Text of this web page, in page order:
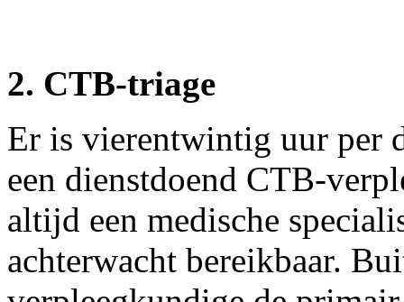
2. CTB-triage
Er is vierentwintig uur per
een dienstdoend CTB-
altijd een medische
achterwacht bereikbaar.